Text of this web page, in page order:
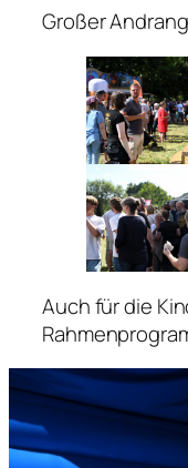
Großer
Auch für die